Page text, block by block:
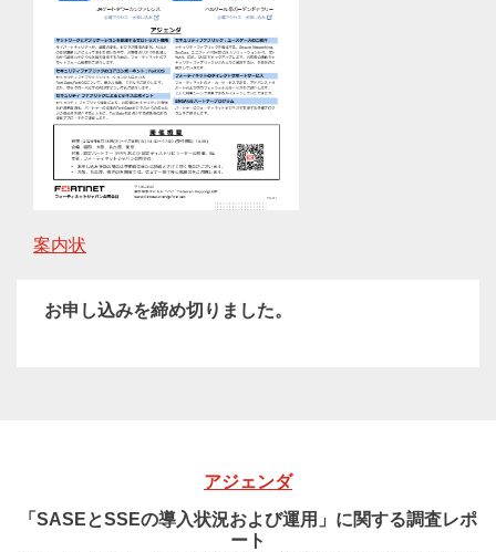
案内状
お申し込みを締め切りました。
アジェンダ
「SASEとSSEの導入状況および運用」に関する調査レポ
ート